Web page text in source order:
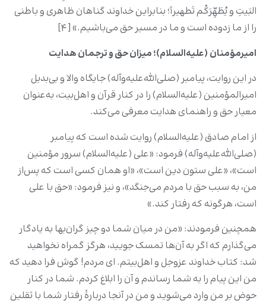
البَیتِ و یُطَهِّرَکُم تَطهیراً؛ بنابراین خداوند گناهان ظاهری و باطنی
را از ما زدوده است و ما در مسیر حق می‌باشیم.» [۴]
امیرمؤمنان (علیه‌السلام)؛ میزان حق و ترجمان هدایت
در این روایت، پیامبر (صلی‌الله‌علیه‌وآله) جایگاه والا و بی‌بدیل
امیرالمؤمنین (علیه‌السلام) را در کنار قرآن و اهل‌بیت، به‌عنوان
معیار حق و راهنمای هدایت معرفی می‌کند.
از امام صادق (علیه‌السلام) روایت شده است که پیامبر
(صلی‌الله‌علیه‌وآله) فرمود: «علی (علیه‌السلام) سرور مؤمنین
است»، «علی ستون دین است»، «او همان کسی است که پس‌از
من، به سبب حق با مردم می‌جنگد»، و نیز فرمود: «حق با علی
است، هرگونه که رفتار کند.»
همچنین فرمودند: «من در میان شما دو چیز گران‌بها به یادگار
می‌گذارم که اگر به آن‌ها تمسک جویید، هرگز گمراه نخواهید
شد: کتاب خداوند عزوجل و اهل‌بیتم. ای مردم! گوش فرا دهید که
من این پیام را به شما رساندم و آن را ابلاغ کردم. شما در کنار
حوض بر من وارد می‌شوید و من در آنجا دربارۀ رفتار شما با ثقلین